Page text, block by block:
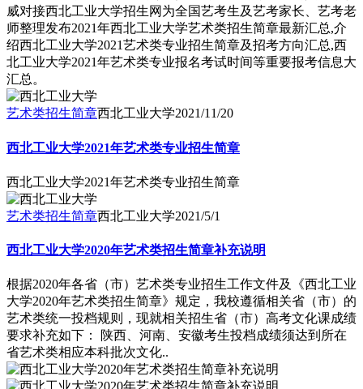
威对接西北工业大学招生网为全国艺考生及艺考家长、艺考老
师整理发布2021年西北工业大学艺术类招生简章最新汇总,介
绍西北工业大学2021艺术类专业招生简章及招考方向汇总,西
北工业大学2021年艺术类专业报名考试时间等重要报考信息大
汇总。
艺术类招生简章西北工业大学2021/11/20
西北工业大学2021年艺术类专业招生简章
西北工业大学2021年艺术类专业招生简章
艺术类招生简章西北工业大学2021/5/1
西北工业大学2020年艺术类招生简章补充说明
根据2020年各省（市）艺术类专业招生工作文件及《西北工业
大学2020年艺术类招生简章》规定，我校遵循相关省（市）的
艺术类统一投档规则，现就相关招生省（市）高考文化课成绩
要求补充如下： 陕西、河南、安徽考生投档成绩须达到所在
省艺术类相应本科批次文化..